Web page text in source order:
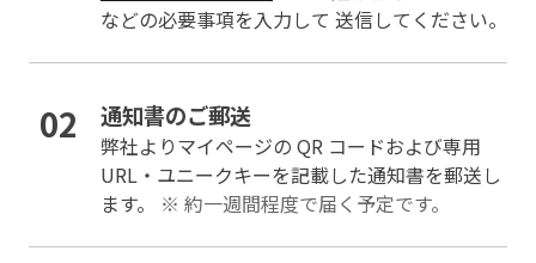
などの必要事項を入力して 送信してください。
02 通知書のご郵送
弊社よりマイページの QR コードおよび専用
URL・ユニークキーを記載した通知書を郵送し
ます。 ※ 約一週間程度で届く予定です。